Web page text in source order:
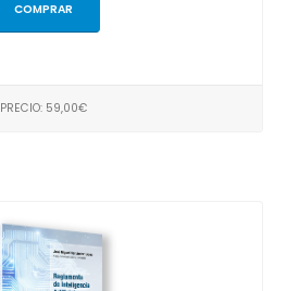
COMPRAR
PRECIO: 59,00€